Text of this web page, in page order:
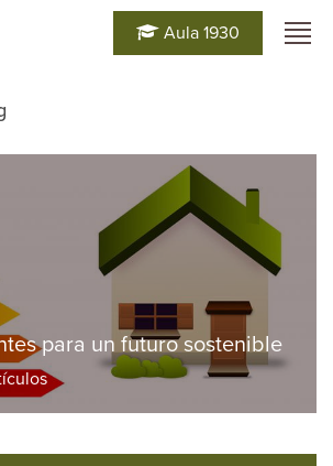
Aula 1930
para un futuro sostenible